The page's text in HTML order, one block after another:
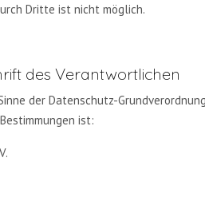
Dritte ist nicht möglich.
des Verantwortlichen
der Datenschutz-
ist: